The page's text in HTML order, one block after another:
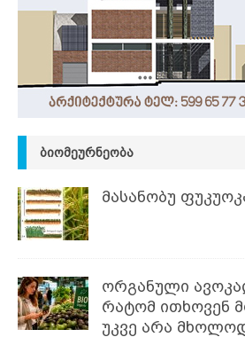
ᲑᲘᲝᲛᲔᲣᲠᲜᲔᲝᲑᲐ
მასანობუ
ორგანული
რატომ ითხოვენ
უკვე არა